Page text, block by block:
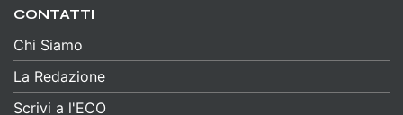
CONTATTI
Chi Siamo
La Redazione
Scrivi a l'ECO